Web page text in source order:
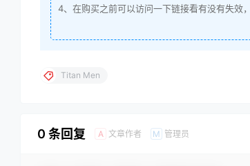
4、在购买之前可以访问一下链接看有没有失效
Titan Men
0 条回复 A 文章作者 M 管理员